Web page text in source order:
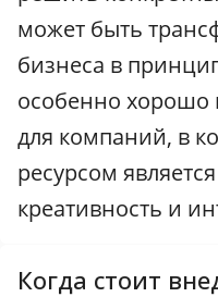
может быть
бизнеса в
особенно хорошо
для компаний, в
ресурсом
креативность и
Когда стоит